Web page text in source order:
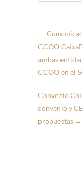
←
CCOO
ambas
CCOO en el
Convenio
convenio y
propuestas →